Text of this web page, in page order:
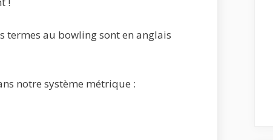
termes au bowling sont en anglais
notre système métrique :